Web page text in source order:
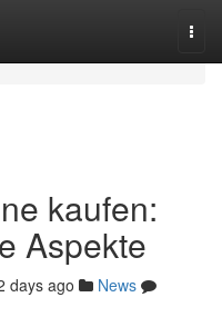
kaufen:
Aspekte
days ago
News